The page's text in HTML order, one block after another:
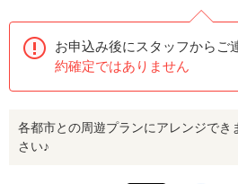
お申込み後にスタッフからご
約確定ではありません
各都市との周遊プランにアレンジでき
さい♪